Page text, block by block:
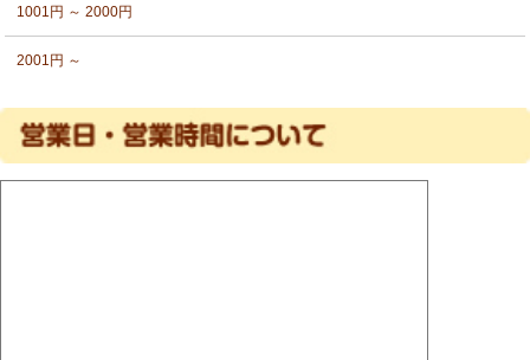
1001円 ～ 2000円
2001円 ～